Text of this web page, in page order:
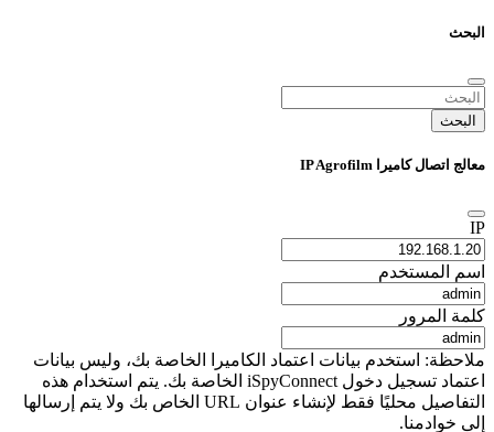
البحث
البحث
معالج اتصال كاميرا IP Agrofilm
IP
اسم المستخدم
كلمة المرور
ملاحظة: استخدم بيانات اعتماد الكاميرا الخاصة بك، وليس بيانات
اعتماد تسجيل دخول iSpyConnect الخاصة بك. يتم استخدام هذه
التفاصيل محليًا فقط لإنشاء عنوان URL الخاص بك ولا يتم إرسالها
إلى خوادمنا.